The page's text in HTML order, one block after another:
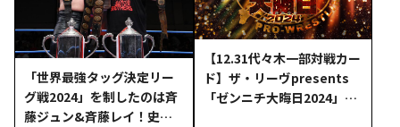
「世界最強タッグ決定リー
グ戦2024」を制したのは斉
藤ジュン&斉藤レイ！史上
【12.31代々木一部対戦カー
ド】ザ・リーヴpresents
「ゼンニチ大晦日2024」12